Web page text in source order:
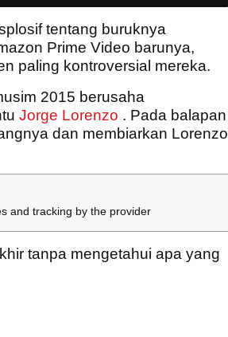
tentang buruknya
Prime Video barunya,
paling kontroversial mereka.
2015 berusaha
Jorge Lorenzo . Pada balapan
dan membiarkan Lorenzo
and tracking by the provider
tanpa mengetahui apa yang